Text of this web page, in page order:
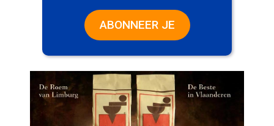
ABONNEER JE